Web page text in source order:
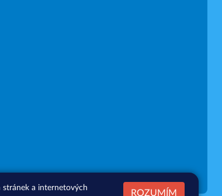
stránek a internetových
ROZUMÍM